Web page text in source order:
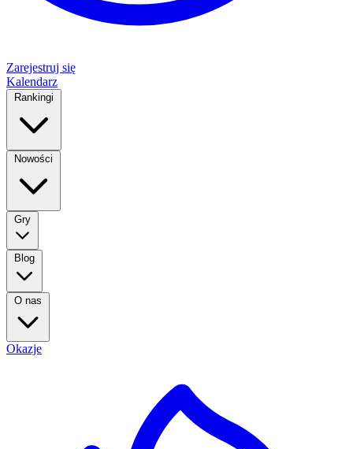
Zarejestruj się
Kalendarz
Rankingi
Nowości
Gry
Blog
O nas
Okazje